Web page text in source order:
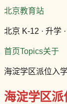
北京教育站
北京 K-12 · 升学
首页Topics关于
海淀学区派位入
海淀学区